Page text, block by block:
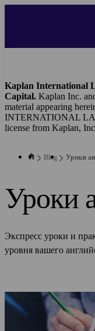
Kaplan International
Capital. Kaplan Inc.
material appearing
INTERNATIONAL
license from Kaplan,
Blog Уроки
Уроки
Экспресс уроки и
уровня вашего